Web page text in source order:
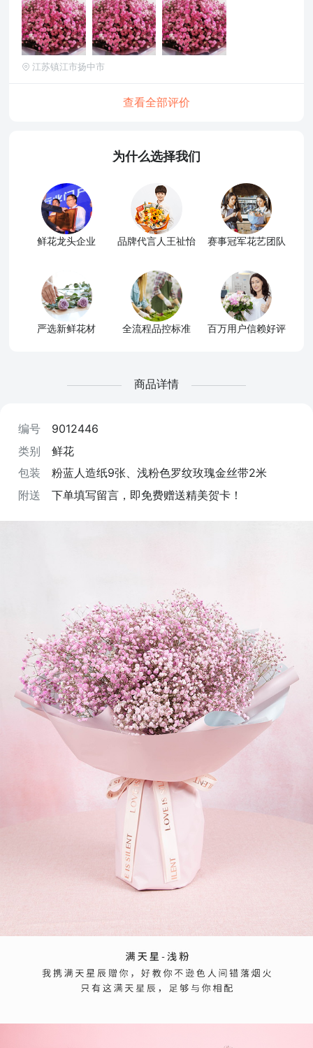
江苏镇江市扬中市
查看全部评价
为什么选择我们
鲜花龙头企业 品牌代言人王祉怡 赛事冠军花艺团队
严选新鲜花材 全流程品控标准 百万用户信赖好评
商品详情
编号
9012446
类别
鲜花
包装
粉蓝人造纸9张、浅粉色罗纹玫瑰金丝带2米
附送
下单填写留言，即免费赠送精美贺卡！